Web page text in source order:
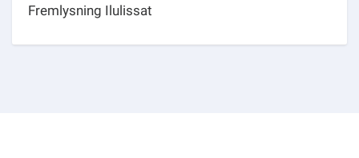
Fremlysning Ilulissat